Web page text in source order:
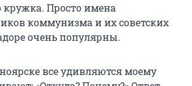
кружка. Просто имена
коммунизма и их советских
очень популярны.
все удивляются моему